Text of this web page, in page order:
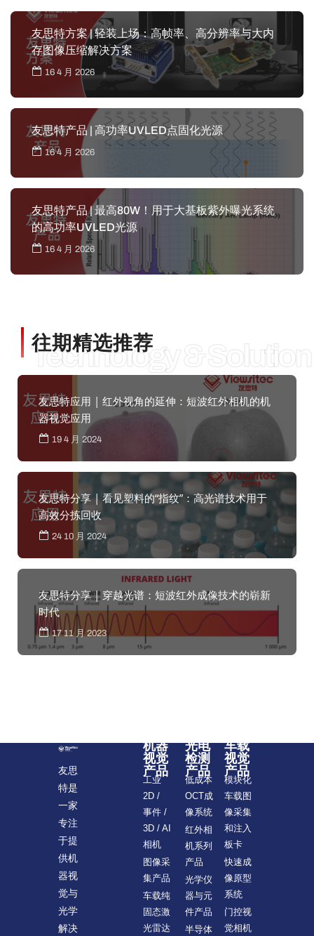
友思特方案 | 轻装上场：高帧率、高分辨率与大内
存图像压缩解决方案
16 4 月 2026
友思特产品 | 高功率UVLED点固化光源
16 4 月 2026
友思特产品 | 最高80W！用于大基板紫外曝光系统
的高功率UVLED光源
16 4 月 2026
Technology & Solution
往期精选推荐
友思特应用 | 红外视角的延伸：短波红外相机的机
器视觉应用
19 4 月 2024
友思特分享 | 看见塑料的“指纹”：高光谱技术用于
高效分拣回收
24 10 月 2024
友思特分享 | 穿越光谱：短波红外成像技术的崭新
时代
17 11 月 2023
友思
特是
一家
专注
于提
供机
器视
觉与
光学
解决
机器
视觉
产品
工业
2D /
事件 /
3D / AI
相机
图像采
集产品
车载纯
固态激
光雷达
光电
检测
产品
低成本
OCT成
像系统
红外相
机系列
产品
光学仪
器与元
件产品
半导体
车载
视觉
产品
模块化
车载图
像采集
和注入
板卡
快速成
像原型
系统
门控视
觉相机